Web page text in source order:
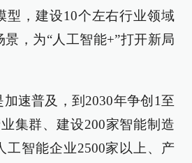
型，建设10个左右行业领域
，为“人工智能+”打开新局
速普及，到2030年争创1至
集群、建设200家智能制造
工智能企业2500家以上、产